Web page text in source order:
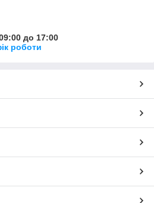
до 17:00
роботи